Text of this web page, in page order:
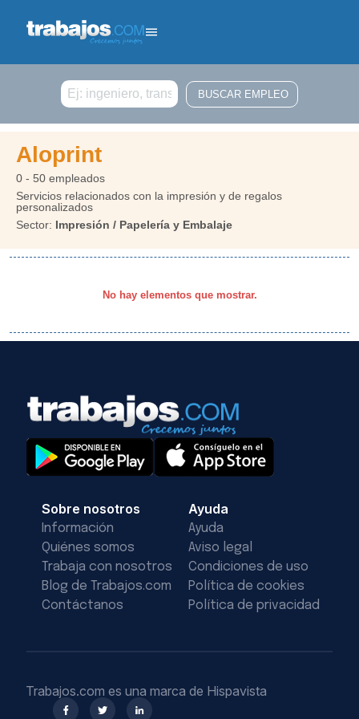
Buscar
Aloprint
0 - 50 empleados
Servicios relacionados con la impresión y de regalos
personalizados
Sector: Impresión / Papelería y Embalaje
No hay elementos que mostrar.
Sobre nosotros
Información
Quiénes somos
Trabaja con nosotros
Blog de Trabajos.com
Contáctanos
Ayuda
Ayuda
Aviso legal
Condiciones de uso
Política de cookies
Política de privacidad
Trabajos.com es una marca de Hispavista